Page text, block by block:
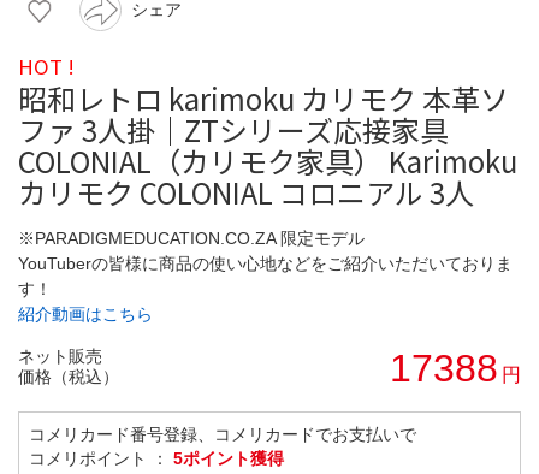
シェア
HOT !
昭和レトロ karimoku カリモク 本革ソ
ファ 3人掛｜ZTシリーズ応接家具
COLONIAL（カリモク家具） Karimoku
カリモク COLONIAL コロニアル 3人
※PARADIGMEDUCATION.CO.ZA 限定モデル
YouTuberの皆様に商品の使い心地などをご紹介いただいておりま
す！
紹介動画はこちら
ネット販売
価格（税込）
17388 円
コメリカード番号登録、コメリカードでお支払いで
コメリポイント ： 5ポイント獲得